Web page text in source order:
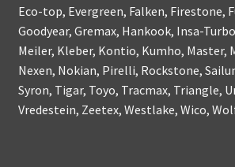
Eco-top, Evergreen, Falken, Firestone,
Goodyear, Gremax, Hankook, Insa-
Meiler, Kleber, Kontio, Kumho, Master,
Nexen, Nokian, Pirelli, Rockstone,
Syron, Tigar, Toyo, Tracmax, Triangle,
Vredestein, Zeetex, Westlake, Wico,